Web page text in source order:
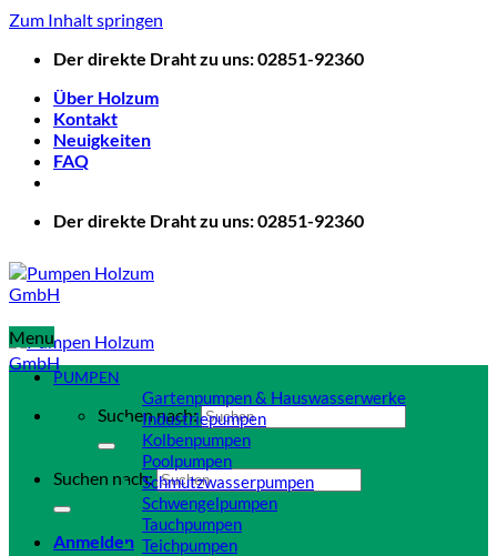
Zum Inhalt springen
Der direkte Draht zu uns: 02851-92360
Über Holzum
Kontakt
Neuigkeiten
FAQ
Der direkte Draht zu uns: 02851-92360
Suchen nach:
Suchen nach:
Anmelden
Menu
PUMPEN
Gartenpumpen & Hauswasserwerke
Industriepumpen
Kolbenpumpen
Poolpumpen
Schmutzwasserpumpen
Schwengelpumpen
Tauchpumpen
Teichpumpen